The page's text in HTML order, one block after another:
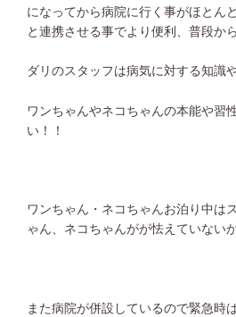
になってから病院に行く事がほとん
と連携させる事でより便利、普段か
ダリのスタッフは病気に対する知識
ワンちゃんやネコちゃんの本能や習
い！！
ワンちゃん・ネコちゃんお泊り中は
ゃん、ネコちゃんがが怯えていない
また病院が併設しているので緊急時